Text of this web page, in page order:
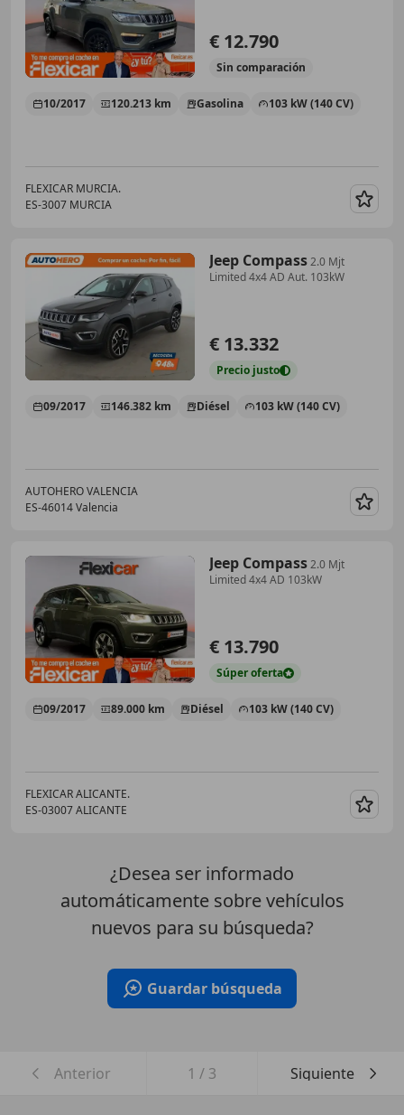
€ 12.790
Sin comparación
10/2017 120.213 km Gasolina 103 kW (140 CV)
FLEXICAR MURCIA.
ES-3007 MURCIA
Jeep Compass2.0 Mjt
Limited 4x4 AD Aut. 103kW
€ 13.332
Precio justo
09/2017 146.382 km Diésel 103 kW (140 CV)
AUTOHERO VALENCIA
ES-46014 Valencia
Jeep Compass2.0 Mjt
Limited 4x4 AD 103kW
€ 13.790
Súperoferta
09/2017 89.000 km Diésel 103 kW (140 CV)
FLEXICAR ALICANTE.
ES-03007 ALICANTE
¿Desea ser informado
automáticamente sobre vehículos
nuevos para su búsqueda?
Guardar búsqueda
Anterior 1 / 3 Siguiente